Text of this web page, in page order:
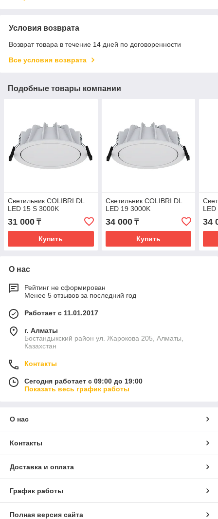
Условия возврата
Возврат товара в течение 14 дней по договоренности
Все условия возврата
Подобные товары компании
Светильник COLIBRI DL
LED 15 S 3000K
31 000 ₸
Купить
Светильник COLIBRI DL
LED 19 3000K
34 000₸
Купить
34
О нас
Рейтинг не сформирован
Менее 5 отзывов за последний год
Работает с 11.01.2017
г. Алматы
Бостандыкский район ул. Жарокова 205, Алматы,
Казахстан
Контакты
Сегодня работает с 09:00 до 19:00
Показать весь график работы
О нас
Контакты
Доставка и оплата
График работы
Полная версия сайта